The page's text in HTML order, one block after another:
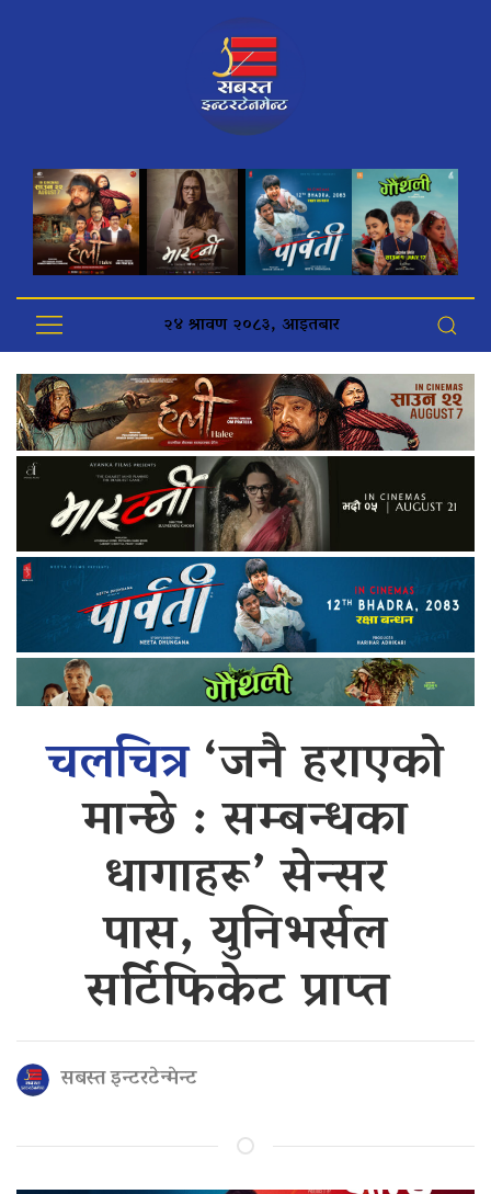
२४ श्रावण २०८३, आइतबार
चलचित्र‘जनै हराएको
मान्छे : सम्बन्धका
धागाहरू’ सेन्सर
पास, युनिभर्सल
सर्टिफिकेट प्राप्त
सबस्त इन्टरटेन्मेन्ट